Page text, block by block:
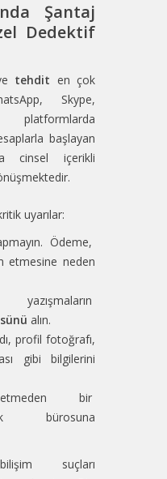
Şantaj
Dedektif
tehdit en çok
Skype,
başlayan
cinsel içerikli
uyarılar:
Ödeme,
etmesine neden
alın.
profil fotoğrafı,
gibi bilgilerini
bir
bürosuna
suçları